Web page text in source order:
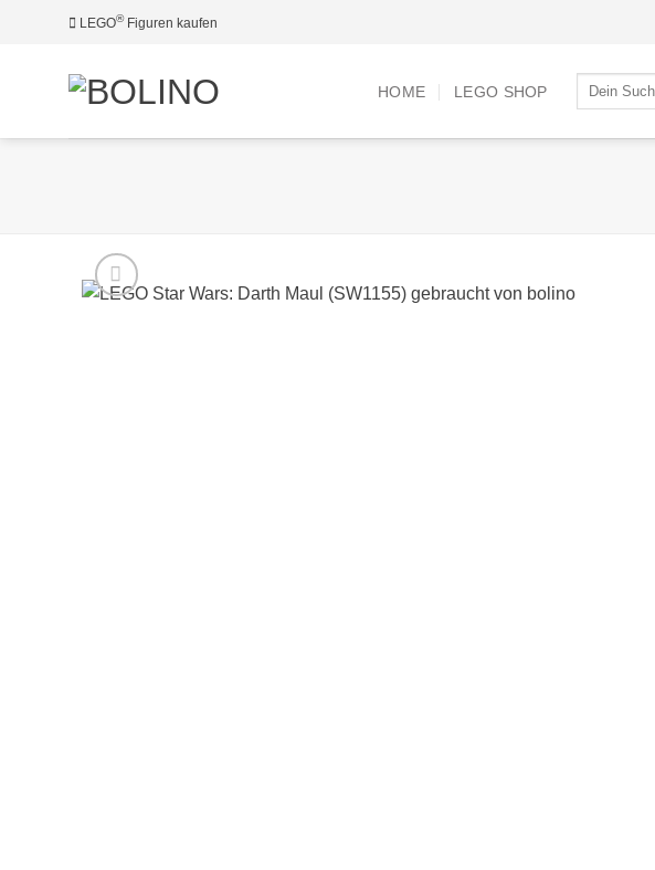
LEGO®Figuren kaufen
HOME LEGO SHOP
Suche